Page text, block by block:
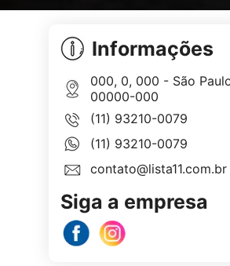
Informações
000, 0, 000 - São
00000-000
(11) 93210-0079
(11) 93210-0079
contato@lista11.com.br
Siga a empresa